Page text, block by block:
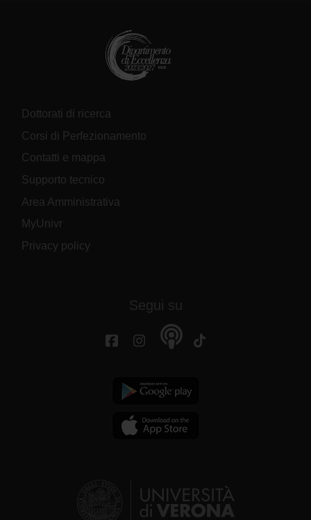
Dottorati di ricerca
Corsi di Perfezionamento
Contatti e mappa
Supporto tecnico
Area Amministrativa
MyUnivr
Privacy policy
Segui su